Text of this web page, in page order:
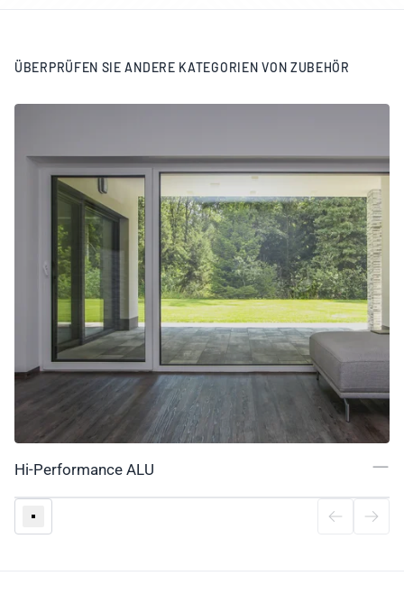
ÜBERPRÜFEN SIE ANDERE KATEGORIEN VON ZUBEHÖR
Hi-Performance ALU